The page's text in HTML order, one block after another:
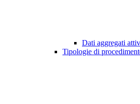
Dati aggregati
Tipologie di